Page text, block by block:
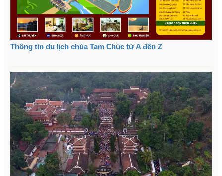
Thông tin du lịch chùa Tam Chúc từ A đến Z